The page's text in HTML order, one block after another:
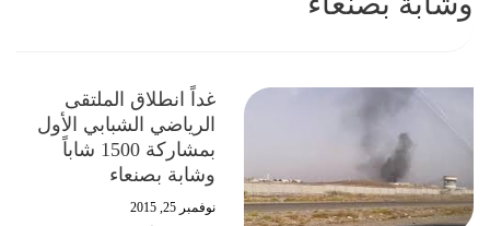
غداً انطلاق الملتقى
الرياضي الشبابي الأول
بمشاركة 1500 شاباً
وشابة بصنعاء
نوفمبر 25, 2015